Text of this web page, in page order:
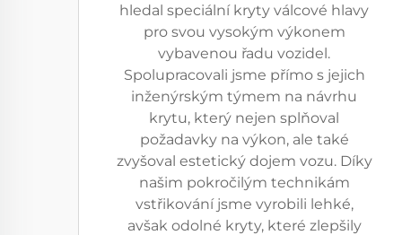
hledal speciální kryty válcové hlavy
pro svou vysokým výkonem
vybavenou řadu vozidel.
Spolupracovali jsme přímo s jejich
inženýrským týmem na návrhu
krytu, který nejen splňoval
požadavky na výkon, ale také
zvyšoval estetický dojem vozu. Díky
našim pokročilým technikám
vstřikování jsme vyrobili lehké,
avšak odolné kryty, které zlepšily